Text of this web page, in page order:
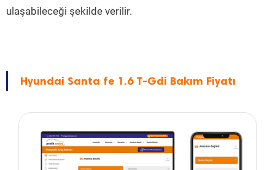
ulaşabileceği şekilde verilir.
Hyundai Santa fe 1.6 T-Gdi Bakım Fiyatı